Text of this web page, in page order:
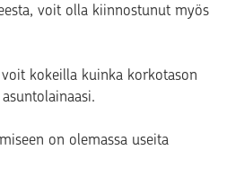
voit olla kiinnostunut myös
voit kokeilla kuinka korkotason
on olemassa useita